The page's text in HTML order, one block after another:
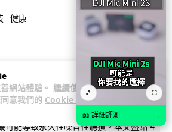
網站體驗。 繼續使用
意我們的 Cookie 政
健康
意聽力響紅燈 醫學界籲
「60-60」鐵律
可能導致永久性噪音性聽損。本文盤點 4
🎵 ⛶
📖 詳細評測 →